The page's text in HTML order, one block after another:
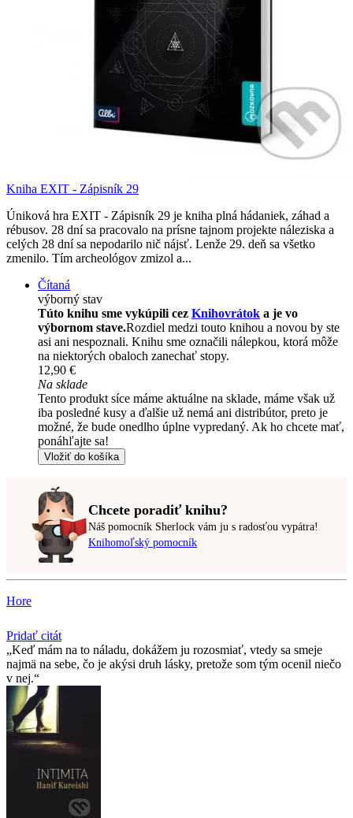
Kniha EXIT - Zápisník 29
Úniková hra EXIT - Zápisník 29 je kniha plná hádaniek, záhad a
rébusov. 28 dní sa pracovalo na prísne tajnom projekte náleziska a
celých 28 dní sa nepodarilo nič nájsť. Lenže 29. deň sa všetko
zmenilo. Tím archeológov zmizol a...
Čítaná
výborný stav
Túto knihu sme vykúpili cez Knihovrátok a je vo
výbornom stave.Rozdiel medzi touto knihou a novou by ste
asi ani nespoznali. Knihu sme označili nálepkou, ktorá môže
na niektorých obaloch zanechať stopy.
12,90 €
Na sklade
Tento produkt síce máme aktuálne na sklade, máme však už
iba posledné kusy a ďalšie už nemá ani distribútor, preto je
možné, že bude onedlho úplne vypredaný. Ak ho chcete mať,
ponáhľajte sa!
Vložiť do košíka
Chcete poradiť knihu?
Náš pomocník Sherlock vám ju s radosťou vypátra!
Knihomoľský pomocník
Hore
Pridať citát
Keď mám na to náladu, dokážem ju rozosmiať, vtedy sa smeje
najmä na sebe, čo je akýsi druh lásky, pretože som tým ocenil niečo
v nej.